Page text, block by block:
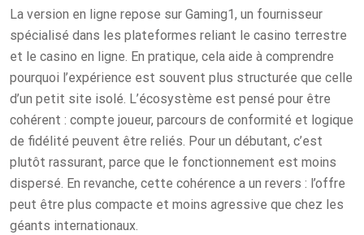
La version en ligne repose sur Gaming1, un fournisseur
spécialisé dans les plateformes reliant le casino terrestre
et le casino en ligne. En pratique, cela aide à comprendre
pourquoi l’expérience est souvent plus structurée que celle
d’un petit site isolé. L’écosystème est pensé pour être
cohérent : compte joueur, parcours de conformité et logique
de fidélité peuvent être reliés. Pour un débutant, c’est
plutôt rassurant, parce que le fonctionnement est moins
dispersé. En revanche, cette cohérence a un revers : l’offre
peut être plus compacte et moins agressive que chez les
géants internationaux.